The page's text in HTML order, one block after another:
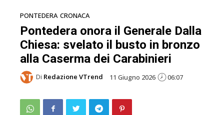
PONTEDERA CRONACA
Pontedera onora il Generale Dalla
Chiesa: svelato il busto in bronzo
alla Caserma dei Carabinieri
Di Redazione VTrend 11 Giugno 2026 06:07